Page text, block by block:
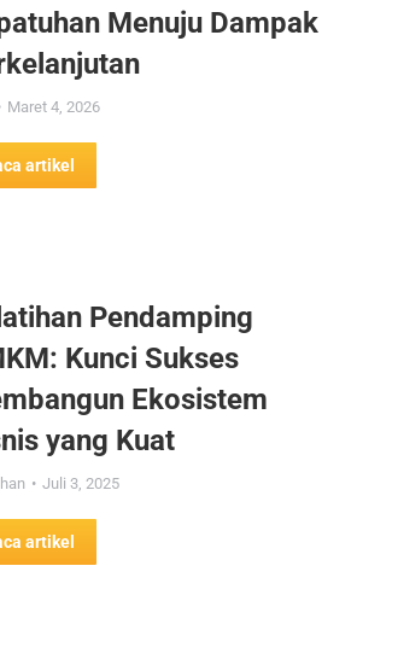
Menuju Dampak
Maret 4, 2026
artikel
Pendamping
Kunci Sukses
Ekosistem
yang Kuat
Juli 3, 2025
artikel